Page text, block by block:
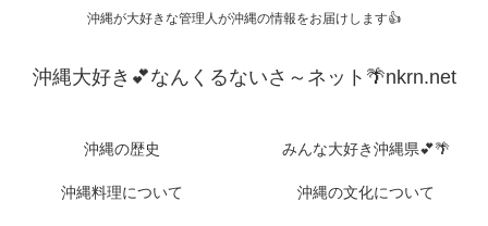
沖縄が大好きな管理人が沖縄の情報をお届けします👍
沖縄大好き💕なんくるないさ～ネット🌴nkrn.net
沖縄の歴史 みんな大好き沖縄県💕🌴
沖縄料理について 沖縄の文化について